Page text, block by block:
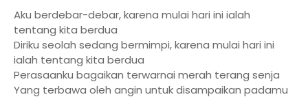
Aku berdebar-debar, karena mulai hari ini ialah
tentang kita berdua
Diriku seolah sedang bermimpi, karena mulai hari ini
ialah tentang kita berdua
Perasaanku bagaikan terwarnai merah terang senja
Yang terbawa oleh angin untuk disampaikan padamu